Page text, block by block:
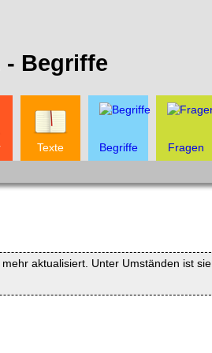
- Begriffe
Texte Begriffe Fragen
aktualisiert. Unter Umständen ist sie